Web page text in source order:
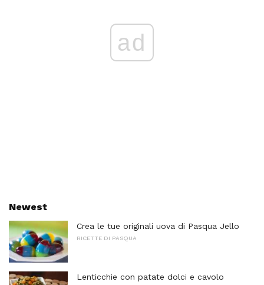
ad
Newest
Crea le tue originali uova di Pasqua Jello
RICETTE DI PASQUA
Lenticchie con patate dolci e cavolo